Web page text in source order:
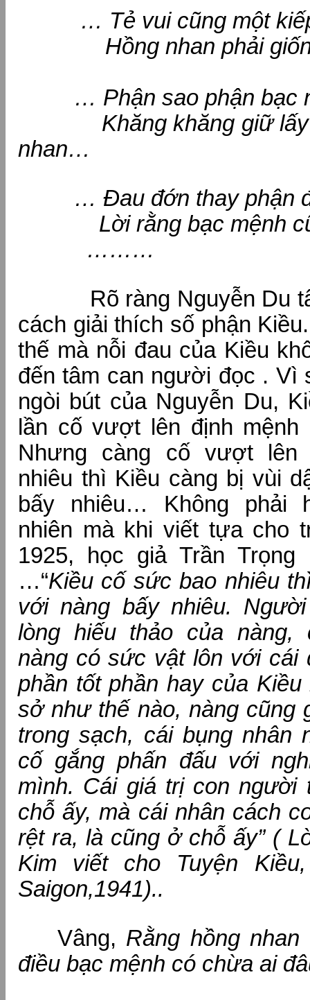
… Tẻ vui cũng một
Hồng nhan phải giống
… Phận sao phận bạc
Khăng khăng giữ lấy
nhan…
… Đau đớn thay phận
Lời rằng bạc mệnh
………
Rõ ràng Nguyễn Du
cách giải thích số phận
thế mà nỗi đau của Kiều
đến tâm can người đọc . Vì
ngòi bút của Nguyễn Du,
lần cố vượt lên định mệnh
Nhưng càng cố vượt lên
nhiêu thì Kiều càng bị vùi
bấy nhiêu… Không phải
nhiên mà khi viết tựa cho
1925, học giả Trần Trọng
…“Kiều cố sức bao nhiêu
với nàng bấy nhiêu.
lòng hiếu thảo của nàng,
nàng có sức vật lôn với cái
phần tốt phần hay của
sở như thế nào, nàng cũng
trong sạch, cái bụng nhân
cố gắng phấn đấu với
mình. Cái giá trị con
chỗ ấy, mà cái nhân cách
rệt ra, là cũng ở chỗ ấy” (
Kim viết cho Tuyện
Saigon,1941)..
Vâng, Rằng hồng
điều bạc mệnh có chừa ai